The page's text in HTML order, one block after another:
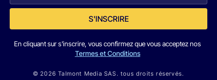
S'INSCRIRE
En cliquant sur s'inscrire, vous confirmez que vous acceptez nos
Termes et Conditions
© 2026 Talmont Media SAS. tous droits réservés.